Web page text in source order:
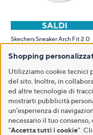
Skechers Sneaker Arch Fit 2.0
€ 76,90
-14% € 89,90
5.0
of
5
Stars
(1) 1
QPay Paga in 2 rate
Aggiungi al carrello
Shopping
Utilizziamo cookie tecnici
del sito. Inoltre, in
ed altre tecnologie di
mostrarti pubblicità
un’esperienza di
necessario il tuo
"Accetta tutti i cookie".